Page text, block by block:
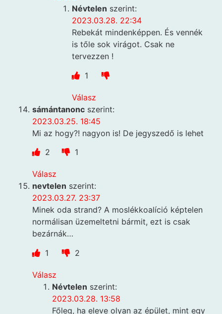
Névtelen szerint:
2023.03.28. 22:34
Rebekát mindenképpen. És vennék
is tőle sok virágot. Csak ne
tervezzen !
1
Válasz
sámántanonc szerint:
2023.03.25. 18:45
Mi az hogy?! nagyon is! De jegyszedő is lehet
2
1
Válasz
nevtelen szerint:
2023.03.27. 23:37
Minek oda strand? A moslékkoalíció képtelen
normálisan üzemeltetni bármit, ezt is csak
bezárnák…
1
2
Válasz
Névtelen szerint:
2023.03.28. 13:58
Főleg, ha eleve olyan az épület, mint egy